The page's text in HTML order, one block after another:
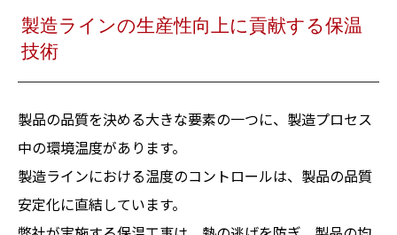
製造ラインの生産性向上に貢献する保温
技術
製品の品質を決める大きな要素の一つに、製造プロセス
中の環境温度があります。
製造ラインにおける温度のコントロールは、製品の品質
安定化に直結しています。